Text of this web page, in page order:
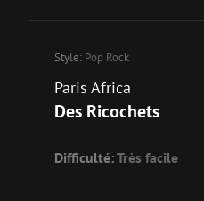
Style: Pop Rock
Paris Africa
Des Ricochets
Difficulté:Très facile